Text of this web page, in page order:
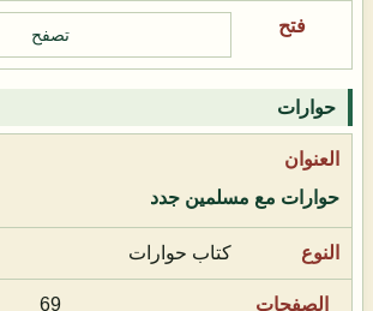
تصفح
حوارات
حوارات مع مسلمين جدد
كتاب حوارات
69